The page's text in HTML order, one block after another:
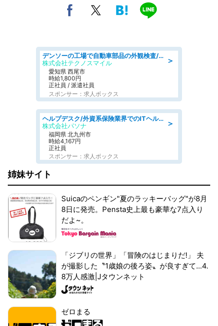
＞
デンソーの工場で自動車部品の外観検査/denso aichi
株式会社テクノスマイル
愛知県 西尾市
時給1,800円
正社員 / 派遣社員
スポンサー：求人ボックス
＞
ヘルプデスク/外資系保険業界でのITヘルプデスク業務/駅近/即日勤務可/ヘルプデスク
株式会社パソナ
福岡県 北九州市
時給4,167円
正社員
スポンサー：求人ボックス
姉妹サイト
Suicaのペンギン"夏のラッキーバッグ"が8月
8日に発売。Pensta史上最も豪華な7点入り
だよ~。
「ジブリの世界」「冒険のはじまりだ!」 夫
が撮影した〝1歳娘の後ろ姿〟が良すぎて...4.
8万人感激|Jタウンネット
ゼロまる